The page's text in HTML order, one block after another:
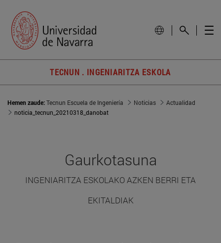
TECNUN . INGENIARITZA ESKOLA
Hemen zaude:Tecnun Escuela de Ingeniería Noticias
Actualidad
noticia_tecnun_20210318_danobat
Gaurkotasuna
INGENIARITZA ESKOLAKO AZKEN BERRI ETA
EKITALDIAK